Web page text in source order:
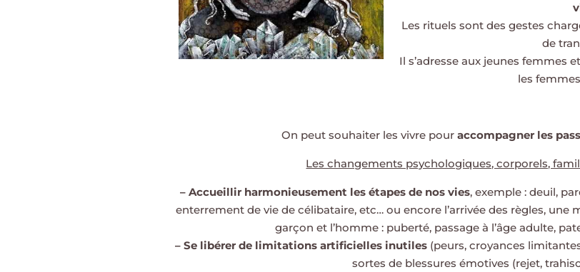
Les rituels sont des gestes
de
Il s’adresse aux jeunes femmes
les
On peut souhaiter les vivre pour accompagner les
Les changements psychologiques, corporels,
– Accueillir harmonieusement les étapes de nos vies, exemple : deuil,
enterrement de vie de célibataire, etc… ou encore l’arrivée des règles, une
garçon et l’homme : puberté, passage à l’âge adulte,
– Se libérer de limitations artificielles inutiles (peurs, croyances
sortes de blessures émotives (rejet,